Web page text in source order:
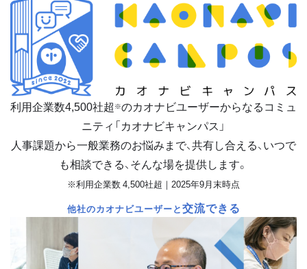
利用企業数4,500社超 ※のカオナビユーザーからなるコミュ
ニティ「カオナビキャンパス」
人事課題から一般業務のお悩みまで、共有し合える、いつで
も相談できる、そんな場を提供します。
※利用企業数 4,500社超｜2025年9月末時点
他社のカオナビユーザーと交流できる